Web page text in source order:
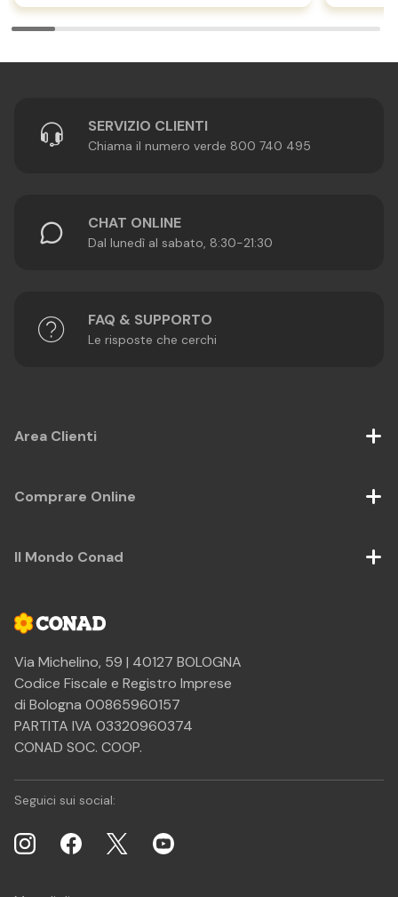
SERVIZIO CLIENTI
Chiama il numero verde 800 740 495
CHAT ONLINE
Dal lunedì al sabato, 8:30-21:30
FAQ & SUPPORTO
Le risposte che cerchi
Via Michelino, 59 | 40127 BOLOGNA
Codice Fiscale e Registro Imprese
di Bologna 00865960157
PARTITA IVA 03320960374
CONAD SOC. COOP.
Area Clienti
Comprare Online
Il Mondo Conad
Seguici sui social: